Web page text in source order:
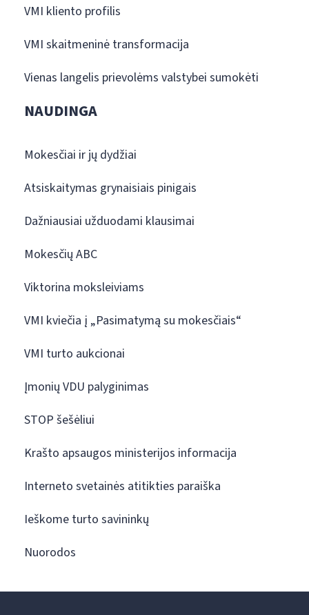
VMI kliento profilis
VMI skaitmeninė transformacija
Vienas langelis prievolėms valstybei sumokėti
NAUDINGA
Mokesčiai ir jų dydžiai
Atsiskaitymas grynaisiais pinigais
Dažniausiai užduodami klausimai
Mokesčių ABC
Viktorina moksleiviams
VMI kviečia į „Pasimatymą su mokesčiais“
VMI turto aukcionai
Įmonių VDU palyginimas
STOP šešėliui
Krašto apsaugos ministerijos informacija
Interneto svetainės atitikties paraiška
Ieškome turto savininkų
Nuorodos